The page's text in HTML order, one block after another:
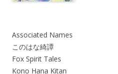
Associated Names
このはな綺譚
Fox Spirit Tales
Kono Hana Kitan